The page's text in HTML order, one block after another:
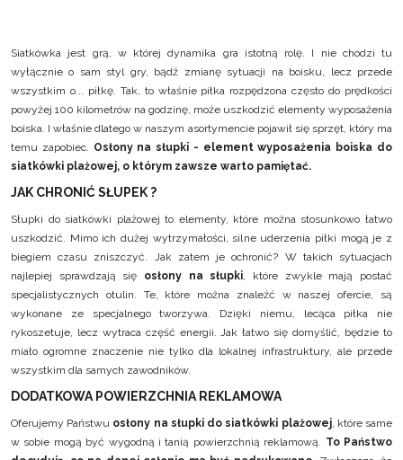
Siatkówka jest grą, w której dynamika gra istotną rolę. I nie chodzi tu
wyłącznie o sam styl gry, bądź zmianę sytuacji na boisku, lecz przede
wszystkim o... piłkę. Tak, to właśnie piłka rozpędzona często do prędkości
powyżej 100 kilometrów na godzinę, może uszkodzić elementy wyposażenia
boiska. I właśnie dlatego w naszym asortymencie pojawił się sprzęt, który ma
temu zapobiec. Osłony na słupki - element wyposażenia boiska do
siatkówki plażowej, o którym zawsze warto pamiętać.
JAK CHRONIĆ SŁUPEK ?
Słupki do siatkówki plażowej to elementy, które można stosunkowo łatwo
uszkodzić. Mimo ich dużej wytrzymałości, silne uderzenia piłki mogą je z
biegiem czasu zniszczyć. Jak zatem je ochronić? W takich sytuacjach
najlepiej sprawdzają się osłony na słupki, które zwykle mają postać
specjalistycznych otulin. Te, które można znaleźć w naszej ofercie, są
wykonane ze specjalnego tworzywa. Dzięki niemu, lecąca piłka nie
rykoszetuje, lecz wytraca część energii. Jak łatwo się domyślić, będzie to
miało ogromne znaczenie nie tylko dla lokalnej infrastruktury, ale przede
wszystkim dla samych zawodników.
DODATKOWA POWIERZCHNIA REKLAMOWA
Oferujemy Państwu osłony na słupki do siatkówki plażowej, które same
w sobie mogą być wygodną i tanią powierzchnią reklamową. To Państwo